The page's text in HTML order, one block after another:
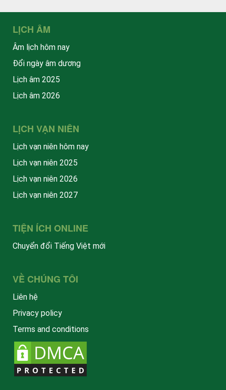
LỊCH ÂM
Âm lịch hôm nay
Đổi ngày âm dương
Lịch âm 2025
Lịch âm 2026
LỊCH VẠN NIÊN
Lịch vạn niên hôm nay
Lịch vạn niên 2025
Lịch vạn niên 2026
Lịch vạn niên 2027
TIỆN ÍCH ONLINE
Chuyển đổi Tiếng Việt mới
VỀ CHÚNG TÔI
Liên hệ
Privacy policy
Terms and conditions